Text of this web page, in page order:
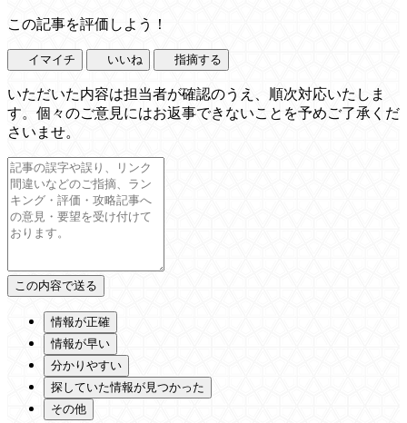
この記事を評価しよう！
イマイチ いいね 指摘する
いただいた内容は担当者が確認のうえ、順次対応いたしま
す。個々のご意見にはお返事できないことを予めご了承くだ
さいませ。
情報が正確
情報が早い
分かりやすい
探していた情報が見つかった
その他